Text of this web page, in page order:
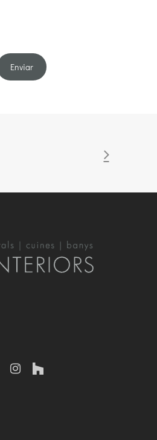
instagram
houzz